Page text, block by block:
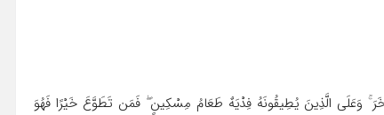
وَعَلَى الَّذِینَ یُطِیقُونَهُ فِدْیَهٌ طَعَامُ مِسْکِینٍ ۖ فَمَن تَطَوَّعَ خَیْرًا فَهُوَ